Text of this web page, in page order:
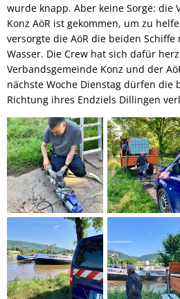
wurde knapp. Aber keine Sorge: die
Konz AöR ist gekommen, um zu
versorgte die AöR die beiden
Wasser. Die Crew hat sich dafür
Verbandsgemeinde Konz und der
nächste Woche Dienstag dürfen die
Richtung ihres Endziels Dillingen